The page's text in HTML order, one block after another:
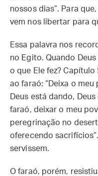
nossos dias”. Para
vem nos libertar para
Essa palavra nos
no Egito. Quando
o que Ele fez? Capítulo
ao faraó: “Deixa o
Deus está dando,
faraó, deixar o meu
peregrinação no
oferecendo
servissem.
O faraó, porém,